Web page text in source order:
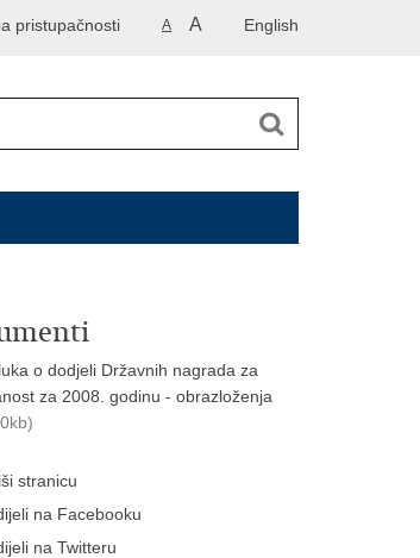
English
A A
pristupačnosti
o dodjeli Državnih nagrada za
za 2008. godinu - obrazloženja
stranicu
na Facebooku
na Twitteru